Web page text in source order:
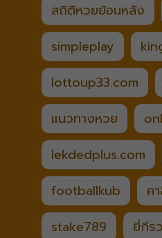
สถิติหวยย้อนหลัง
simpleplay
lottoup33.com
แนวทางหวย
lekdedplus.com
footballkub
ค
stake789
ยี่กีร